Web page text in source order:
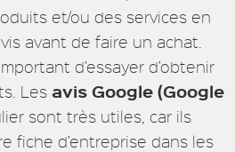
et/ou des services en
avant de faire un achat.
d’essayer d’obtenir
Les avis Google (Google
sont très utiles, car ils
fiche d’entreprise dans les